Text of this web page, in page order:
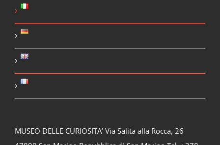
MUSEO DELLE CURIOSITA’ Via Salita alla Rocca, 26